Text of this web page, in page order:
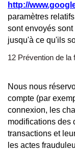
http://
paramètres
sont envoyés
jusqu'à ce qu'ils
12 Prévention de la
Nous nous
compte (par
connexion, les
modifications des
transactions et
les actes